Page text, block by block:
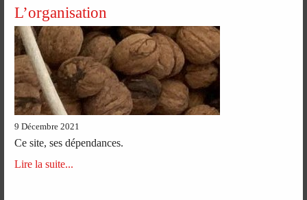
L’organisation
9 Décembre 2021
Ce site, ses dépendances.
Lire la suite...